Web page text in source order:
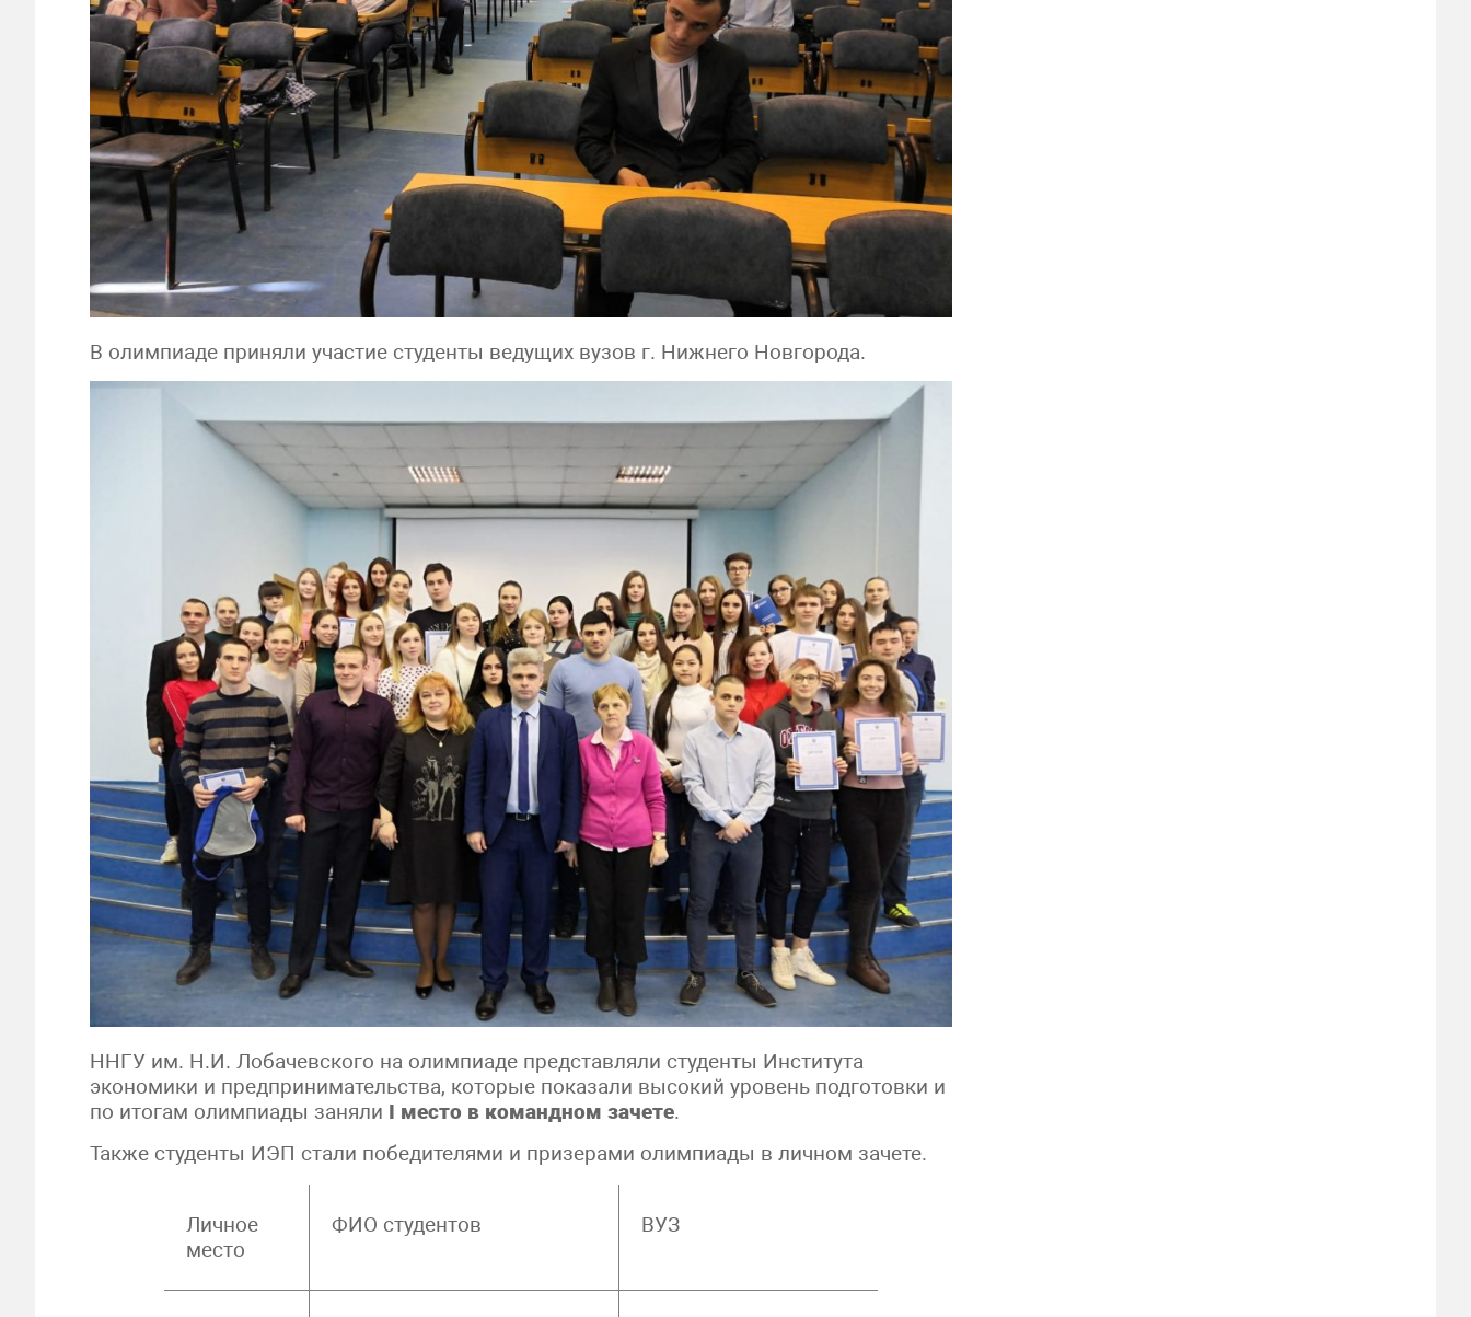
В олимпиаде приняли участие студенты ведущих вузов г. Нижнего Новгорода.
ННГУ им. Н.И. Лобачевского на олимпиаде представляли студенты Института
экономики и предпринимательства, которые показали высокий уровень подготовки и
по итогам олимпиады заняли I место в командном зачете.
Также студенты ИЭП стали победителями и призерами олимпиады в личном зачете.
Личное
место
ФИО студентов ВУЗ